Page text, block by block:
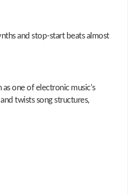
and stop-start beats almost
one of electronic music’s
twists song structures,